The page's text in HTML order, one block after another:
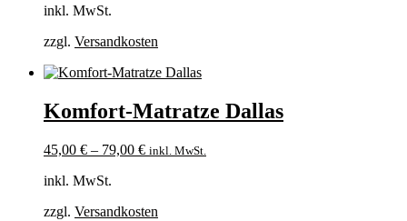
inkl. MwSt.
zzgl. Versandkosten
Komfort-Matratze Dallas
45,00 € – 79,00 € inkl. MwSt.
inkl. MwSt.
zzgl. Versandkosten